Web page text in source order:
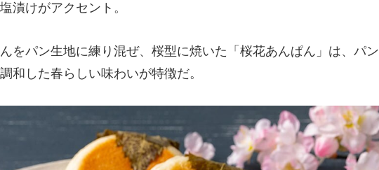
漬けがアクセント。
をパン生地に練り混ぜ、桜型に焼いた「桜花あんぱん」は、パ
和した春らしい味わいが特徴だ。